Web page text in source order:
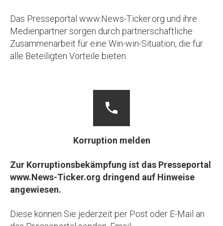
Das Presseportal www.News-Ticker.org und ihre
Medienpartner sorgen durch partnerschaftliche
Zusammenarbeit für eine Win-win-Situation, die für
alle Beteiligten Vorteile bieten.
Korruption melden
Zur Korruptionsbekämpfung ist das Presseportal
www.News-Ticker.org dringend auf Hinweise
angewiesen.
Diese können Sie jederzeit per Post oder E-Mail an